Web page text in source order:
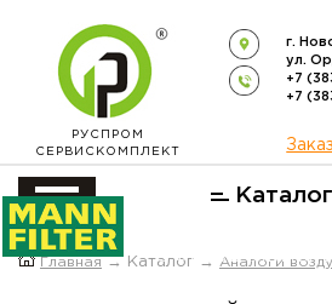
РУСПРОМ
СЕРВИСКОМПЛЕКТ
г.
ул.
+7
+7
Каталог
ОФИЦИАЛЬНЫЙ
Главная → Каталог → Аналоги